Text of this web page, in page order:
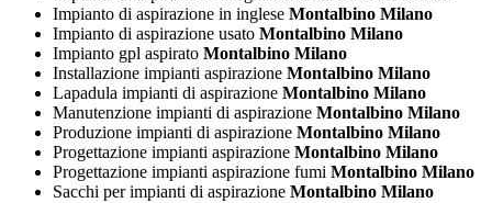
Impianto di aspirazione in inglese Montalbino Milano
Impianto di aspirazione usato Montalbino Milano
Impianto gpl aspirato Montalbino Milano
Installazione impianti aspirazione Montalbino Milano
Lapadula impianti di aspirazione Montalbino Milano
Manutenzione impianti di aspirazione Montalbino Milano
Produzione impianti di aspirazione Montalbino Milano
Progettazione impianti aspirazione Montalbino Milano
Progettazione impianti aspirazione fumi Montalbino Milano
Sacchi per impianti di aspirazione Montalbino Milano